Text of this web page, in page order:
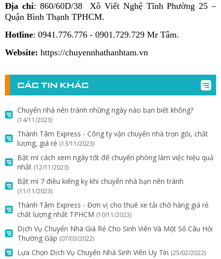
Địa chỉ: 860/60D/38 Xô Viết Nghệ Tĩnh Phường 25 –
Quận Bình Thạnh TPHCM.
Hotline: 0941.776.776 - 0901.729.729 Mr Tâm.
Website: https://chuyennhathanhtam.vn
CÁC TIN KHÁC
Chuyển nhà nên tránh những ngày nào bạn biết không?
(14/11/2023)
Thành Tâm Express - Công ty vận chuyển nhà trọn gói, chất
lượng, giá rẻ (13/11/2023)
Bật mí cách xem ngày tốt để chuyển phòng làm việc hiệu quả
nhất (12/11/2023)
Bật mí 7 điều kiêng kỵ khi chuyển nhà bạn nên tránh
(11/11/2023)
Thành Tâm Express - Đơn vị cho thuê xe tải chở hàng giá rẻ
chất lượng nhất TPHCM (10/11/2023)
Dịch Vụ Chuyển Nhà Giá Rẻ Cho Sinh Viên Và Một Số Câu Hỏi
Thường Gặp (07/03/2022)
Lựa Chọn Dịch Vụ Chuyển Nhà Sinh Viên Uy Tín (25/02/2022)